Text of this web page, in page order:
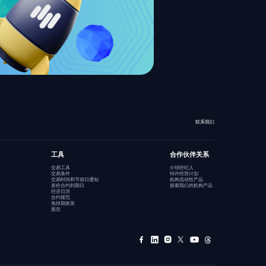
联系我们
工具
交易工具
交易条件
交易时间和节假日通知
差价合约到期日
经济日历
合约规范
免掉期政策
股息
合作伙伴关系
介绍经纪人
特许经营计划
机构流动性产品
探索我们的机构产品